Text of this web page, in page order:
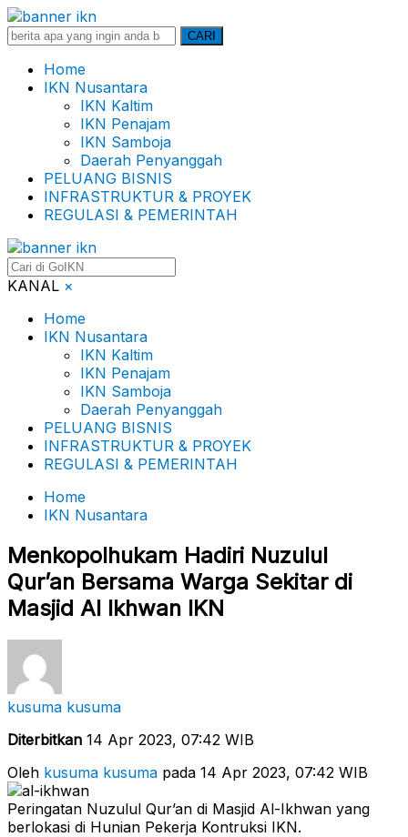
Search
CARI
Home
IKN Nusantara
IKN Kaltim
IKN Penajam
IKN Samboja
Daerah Penyanggah
PELUANG BISNIS
INFRASTRUKTUR & PROYEK
REGULASI & PEMERINTAH
KANAL ×
Home
IKN Nusantara
IKN Kaltim
IKN Penajam
IKN Samboja
Daerah Penyanggah
PELUANG BISNIS
INFRASTRUKTUR & PROYEK
REGULASI & PEMERINTAH
Home
IKN Nusantara
Menkopolhukam Hadiri Nuzulul
Qur’an Bersama Warga Sekitar di
Masjid Al Ikhwan IKN
kusuma kusuma
Diterbitkan 14 Apr 2023, 07:42 WIB
Oleh kusuma kusuma pada 14 Apr 2023, 07:42 WIB
Peringatan Nuzulul Qur’an di Masjid Al-Ikhwan yang
berlokasi di Hunian Pekerja Kontruksi IKN.